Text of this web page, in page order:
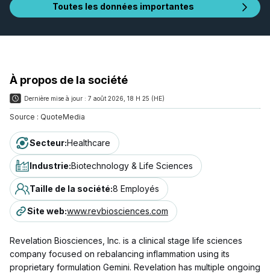
Toutes les données importantes
À propos de la société
Dernière mise à jour : 7 août 2026, 18 H 25 (HE)
Source : QuoteMedia
Secteur:Healthcare
Industrie:Biotechnology & Life Sciences
Taille de la société:8 Employés
Site web:www.revbiosciences.com
Revelation Biosciences, Inc. is a clinical stage life sciences
company focused on rebalancing inflammation using its
proprietary formulation Gemini. Revelation has multiple ongoing